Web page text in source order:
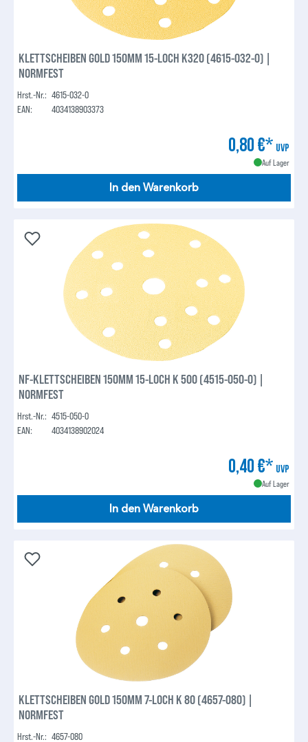
KLETTSCHEIBEN GOLD 150MM 15-LOCH K320 (4615-032-0) |
NORMFEST
Hrst.-Nr.: 4615-032-0
EAN:
4034138903373
0,80 €* UVP
Auf Lager
In den Warenkorb
NF-KLETTSCHEIBEN 150MM 15-LOCH K 500 (4515-050-0) |
NORMFEST
Hrst.-Nr.: 4515-050-0
EAN:
4034138902024
0,40 €* UVP
Auf Lager
In den Warenkorb
KLETTSCHEIBEN GOLD 150MM 7-LOCH K 80 (4657-080) |
NORMFEST
Hrst.-Nr.: 4657-080